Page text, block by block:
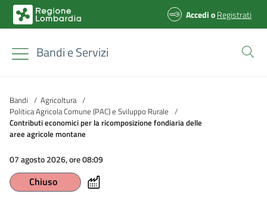
AccedioRegistrati
Bandi e Servizi
Bandi / Agricoltura /
Politica Agricola Comune (PAC) e Sviluppo Rurale /
Contributi economici per la ricomposizione fondiaria delle
aree agricole montane
07 agosto 2026, ore 08:09
Chiuso